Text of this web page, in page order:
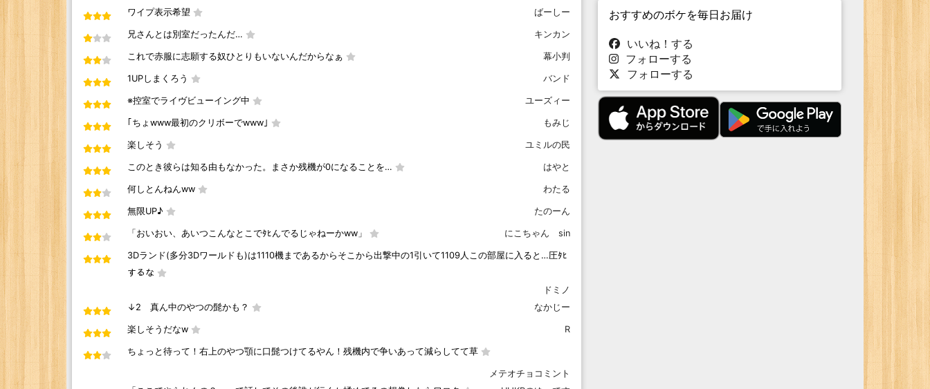
ワイプ表示希望 ばーしー
兄さんとは別室だったんだ… キンカン
これで赤服に志願する奴ひとりもいないんだからなぁ 幕小判
1UPしまくろう バンド
※控室でライヴビューイング中 ユーズィー
｢ちょwww最初のクリボーでwww｣ もみじ
楽しそう ユミルの民
このとき彼らは知る由もなかった。まさか残機が0になることを… はやと
何しとんねんww わたる
無限UP♪ たのーん
「おいおい、あいつこんなとこでﾀﾋんでるじゃねーかww」 にこちゃん sin
3Dランド(多分3Dワールドも)は1110機まであるからそこから出撃中の1引いて1109人この部屋に入ると…圧ﾀﾋ
するな
ドミノ
↓2 真ん中のやつの髭かも？
なかじー
楽しそうだなw R
ちょっと待って！右上のやつ顎に口髭つけてるやん！残機内で争いあって減らしてて草
メテオチョコミント
おすすめのボケを毎日お届け
いいね！する
フォローする
フォローする